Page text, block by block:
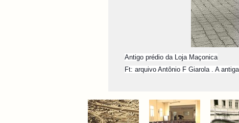
Antigo prédio da Loja Maçonica
Ft: arquivo Antônio F Giarola . A